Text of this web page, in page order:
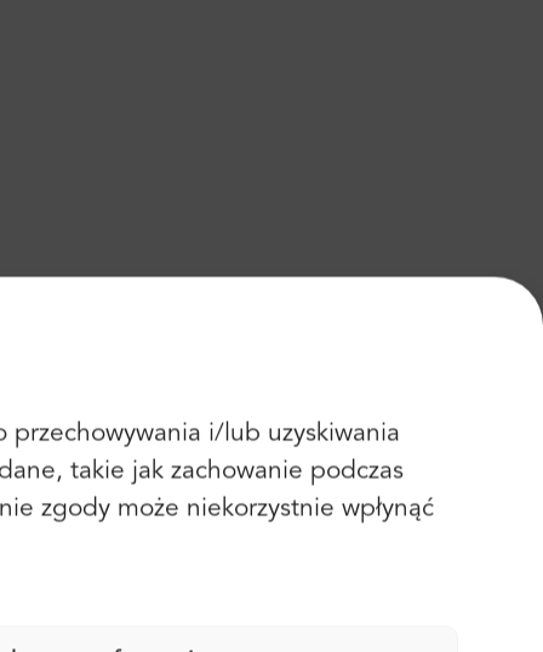
i/lub uzyskiwania
takie jak zachowanie podczas
zgody może niekorzystnie wpłynąć